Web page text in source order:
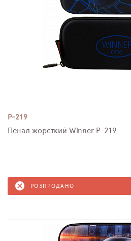
P-219
Пенал жорсткий Winner P-219
РОЗПРОДАНО